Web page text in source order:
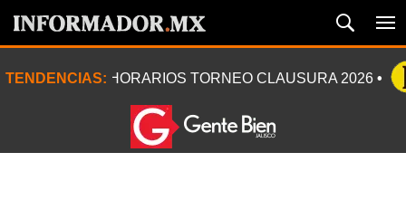
TENDENCIAS: HORARIOS TORNEO CLAUSURA 2026